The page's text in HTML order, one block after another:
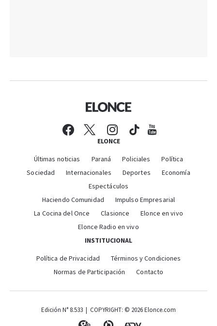
ELONCE
Últimas noticias Paraná Policiales
Política
Sociedad
Internacionales Deportes
Economía
Espectáculos
Haciendo Comunidad
Impulso Empresarial
La Cocina del Once
Clasionce
Elonce en vivo
Elonce Radio en vivo
INSTITUCIONAL
Política de Privacidad
Términos y Condiciones
Normas de Participación
Contacto
Edición N° 8.533 | COPYRIGHT: © 2026 Elonce.com